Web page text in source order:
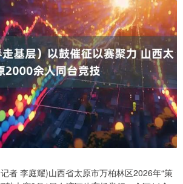
者 李庭耀)山西省太原市万柏林区2026年“策